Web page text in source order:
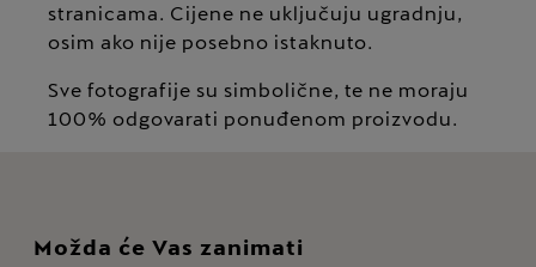
stranicama. Cijene ne uključuju ugradnju,
osim ako nije posebno istaknuto.
Sve fotografije su simbolične, te ne moraju
100% odgovarati ponuđenom proizvodu.
Možda će Vas zanimati